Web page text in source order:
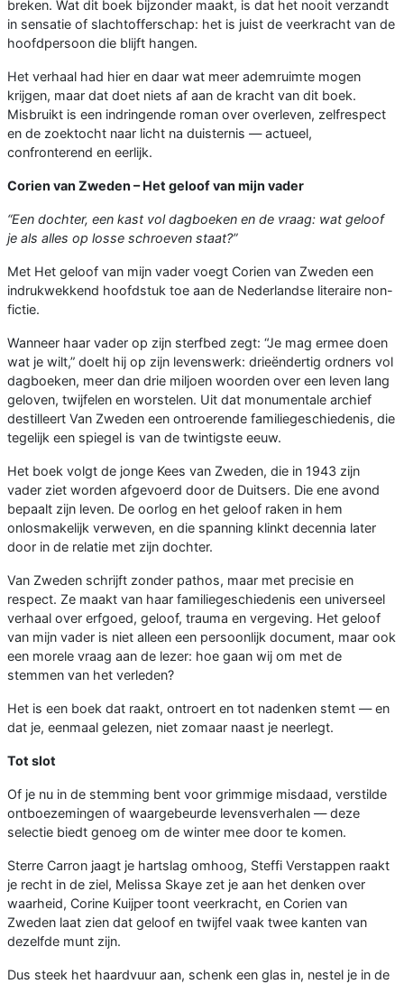
breken. Wat dit boek bijzonder maakt, is dat het nooit verzandt
in sensatie of slachtofferschap: het is juist de veerkracht van de
hoofdpersoon die blijft hangen.
Het verhaal had hier en daar wat meer ademruimte mogen
krijgen, maar dat doet niets af aan de kracht van dit boek.
Misbruikt is een indringende roman over overleven, zelfrespect
en de zoektocht naar licht na duisternis — actueel,
confronterend en eerlijk.
Corien van Zweden – Het geloof van mijn vader
“Een dochter, een kast vol dagboeken en de vraag: wat geloof
je als alles op losse schroeven staat?”
Met Het geloof van mijn vader voegt Corien van Zweden een
indrukwekkend hoofdstuk toe aan de Nederlandse literaire non-
fictie.
Wanneer haar vader op zijn sterfbed zegt: “Je mag ermee doen
wat je wilt,” doelt hij op zijn levenswerk: drieëndertig ordners vol
dagboeken, meer dan drie miljoen woorden over een leven lang
geloven, twijfelen en worstelen. Uit dat monumentale archief
destilleert Van Zweden een ontroerende familiegeschiedenis, die
tegelijk een spiegel is van de twintigste eeuw.
Het boek volgt de jonge Kees van Zweden, die in 1943 zijn
vader ziet worden afgevoerd door de Duitsers. Die ene avond
bepaalt zijn leven. De oorlog en het geloof raken in hem
onlosmakelijk verweven, en die spanning klinkt decennia later
door in de relatie met zijn dochter.
Van Zweden schrijft zonder pathos, maar met precisie en
respect. Ze maakt van haar familiegeschiedenis een universeel
verhaal over erfgoed, geloof, trauma en vergeving. Het geloof
van mijn vader is niet alleen een persoonlijk document, maar ook
een morele vraag aan de lezer: hoe gaan wij om met de
stemmen van het verleden?
Het is een boek dat raakt, ontroert en tot nadenken stemt — en
dat je, eenmaal gelezen, niet zomaar naast je neerlegt.
Tot slot
Of je nu in de stemming bent voor grimmige misdaad, verstilde
ontboezemingen of waargebeurde levensverhalen — deze
selectie biedt genoeg om de winter mee door te komen.
Sterre Carron jaagt je hartslag omhoog, Steffi Verstappen raakt
je recht in de ziel, Melissa Skaye zet je aan het denken over
waarheid, Corine Kuijper toont veerkracht, en Corien van
Zweden laat zien dat geloof en twijfel vaak twee kanten van
dezelfde munt zijn.
Dus steek het haardvuur aan, schenk een glas in, nestel je in de